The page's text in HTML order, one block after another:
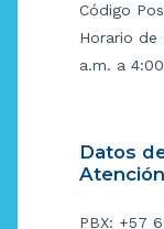
Código
Horario de
a.m. a
Datos
PBX: +57